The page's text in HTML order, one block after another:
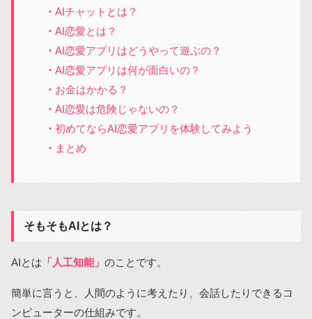
AIチャットとは？
AI恋愛とは？
AI恋愛アプリはどうやって遊ぶの？
AI恋愛アプリは何が面白いの？
お金はかかる？
AI恋愛は危険じゃないの？
初めてならAI恋愛アプリを体験してみよう
まとめ
そもそもAIとは？
AIとは 「人工知能」 のことです。
簡単に言うと、人間のように考えたり、会話したりできるコ
ンピューターの仕組みです。